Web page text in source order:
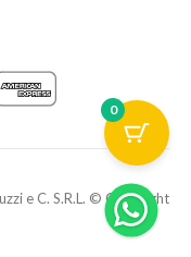
e C. S.R.L. © Copyright
0